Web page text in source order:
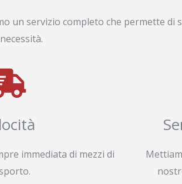
un servizio completo che permette di
immediata di mezzi di